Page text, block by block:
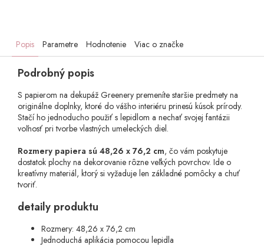
Popis Parametre Hodnotenie Viac o značke
Podrobný popis
S papierom na dekupáž Greenery premeníte staršie predmety na
originálne doplnky, ktoré do vášho interiéru prinesú kúsok prírody.
Stačí ho jednoducho použiť s lepidlom a nechať svojej fantázii
voľnosť pri tvorbe vlastných umeleckých diel.
Rozmery papiera sú 48,26 x 76,2 cm, čo vám poskytuje
dostatok plochy na dekorovanie rôzne veľkých povrchov. Ide o
kreatívny materiál, ktorý si vyžaduje len základné pomôcky a chuť
tvoriť.
detaily produktu
Rozmery: 48,26 x 76,2 cm
Jednoduchá aplikácia pomocou lepidla